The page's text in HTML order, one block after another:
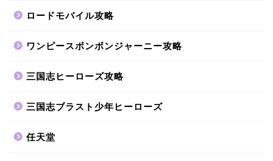
ロードモバイル攻略
ワンピースボンボンジャーニー攻略
三国志ヒーローズ攻略
三国志ブラスト少年ヒーローズ
任天堂